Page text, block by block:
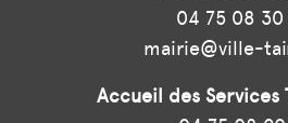
04 75 08 30
mairie@ville-
Accueil des Services